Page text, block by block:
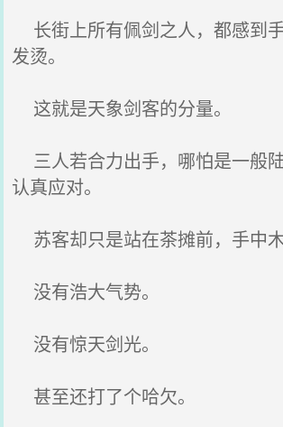
长街上所有佩剑之人，都感到
发烫。
这就是天象剑客的分量。
三人若合力出手，哪怕是一般
认真应对。
苏客却只是站在茶摊前，手中木
没有浩大气势。
没有惊天剑光。
甚至还打了个哈欠。